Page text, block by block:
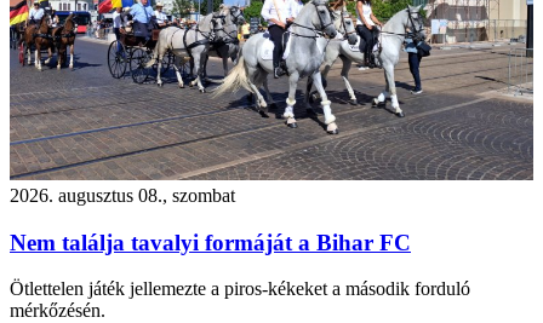
2026. augusztus 08., szombat
Nem találja tavalyi formáját a Bihar FC
Ötlettelen játék jellemezte a piros-kékeket a második forduló
mérkőzésén.